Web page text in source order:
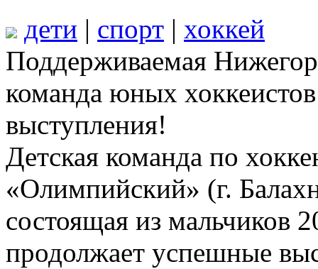
дети | спорт | хоккей
Поддерживаемая
команда юных
выступления!
Детская команда по
«Олимпийский» (г.
состоящая из мальчиков
продолжает успешные